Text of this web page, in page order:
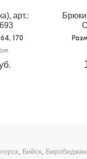
арт.:
170
Брюки
Бийск Биробиджан